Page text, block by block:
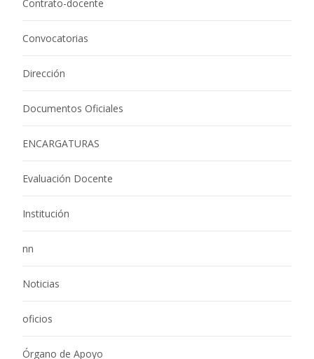
Contrato-docente
Convocatorias
Dirección
Documentos Oficiales
ENCARGATURAS
Evaluación Docente
Institución
nn
Noticias
oficios
Órgano de Apoyo